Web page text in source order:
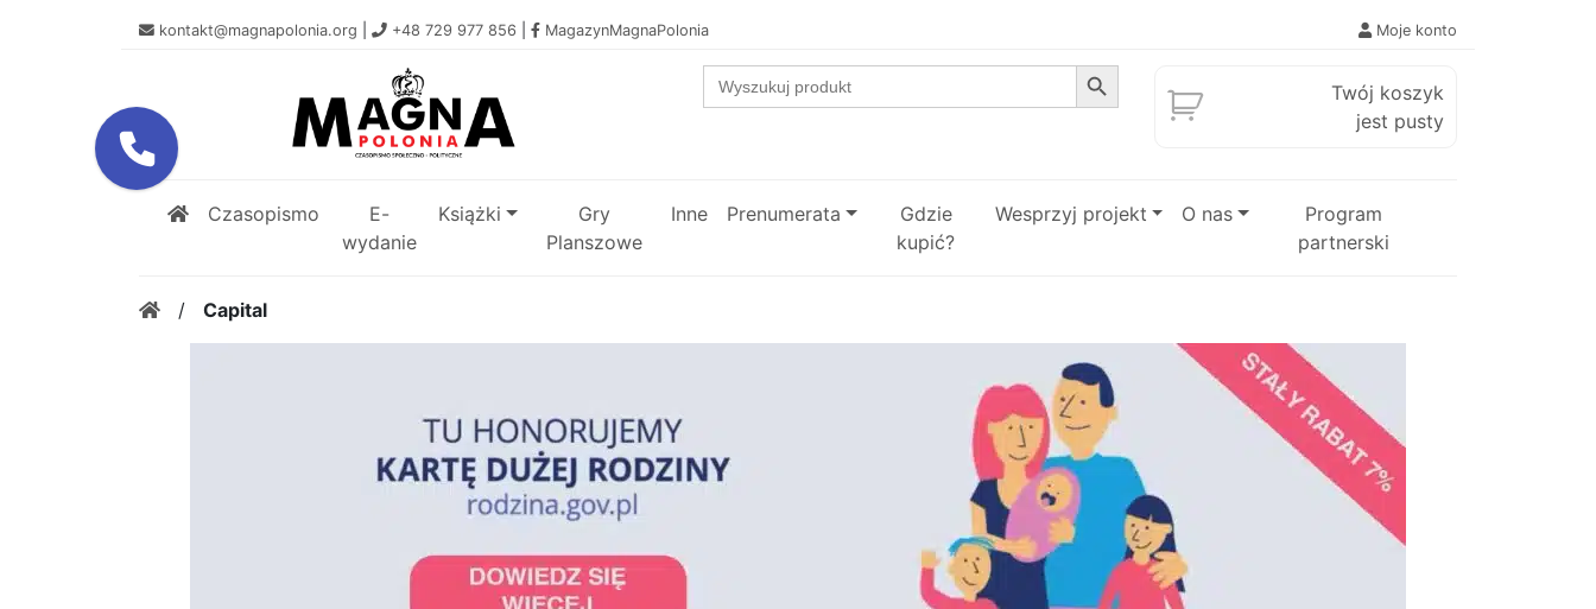
kontakt@magnapolonia.org +48 729 977 856 MagazynMagnaPolonia Moje konto
Search
for:
Search Button
Twój koszyk
jest pusty
Czasopismo
E-
wydanie
Książki
Gry
Planszowe
Inne Prenumerata
Gdzie
kupić?
Wesprzyj projekt O nas
Program
partnerski
/ Capital